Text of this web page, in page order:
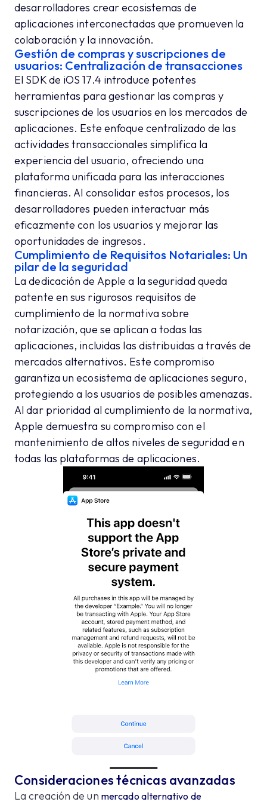
desarrolladores crear ecosistemas de
aplicaciones interconectadas que promueven la
colaboración y la innovación.
Gestión de compras y suscripciones de
usuarios: Centralización de transacciones
El SDK de iOS 17.4 introduce potentes
herramientas para gestionar las compras y
suscripciones de los usuarios en los mercados de
aplicaciones. Este enfoque centralizado de las
actividades transaccionales simplifica la
experiencia del usuario, ofreciendo una
plataforma unificada para las interacciones
financieras. Al consolidar estos procesos, los
desarrolladores pueden interactuar más
eficazmente con los usuarios y mejorar las
oportunidades de ingresos.
Cumplimiento de Requisitos Notariales: Un
pilar de la seguridad
La dedicación de Apple a la seguridad queda
patente en sus rigurosos requisitos de
cumplimiento de la normativa sobre
notarización, que se aplican a todas las
aplicaciones, incluidas las distribuidas a través de
mercados alternativos. Este compromiso
garantiza un ecosistema de aplicaciones seguro,
protegiendo a los usuarios de posibles amenazas.
Al dar prioridad al cumplimiento de la normativa,
Apple demuestra su compromiso con el
mantenimiento de altos niveles de seguridad en
todas las plataformas de aplicaciones.
Consideraciones técnicas avanzadas
La creación de un mercado alternativo de